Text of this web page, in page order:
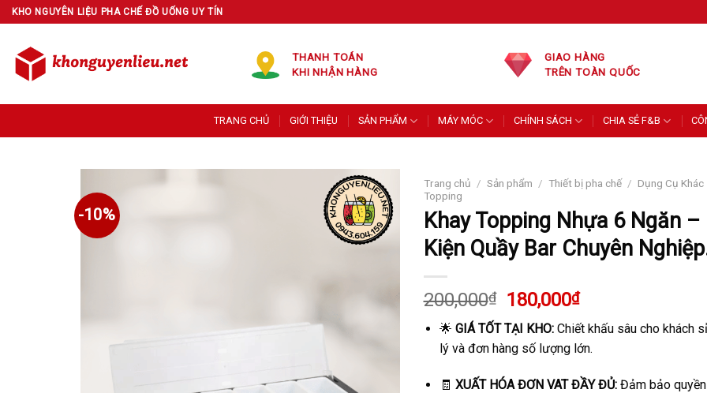
Skip
to
content
KHO NGUYÊN LIỆU PHA CHẾ ĐỒ UỐNG UY TÍN
THANH TOÁN
KHI NHẬN HÀNG
GIAO HÀNG
TRÊN TOÀN QUỐC
TRANG CHỦ GIỚI THIỆU SẢN PHẨM MÁY MÓC CHÍNH SÁCH CHIA SẺ F&B
-10%
Trang chủ / Sản phẩm / Thiết bị pha chế / Dụng Cụ Khác
Topping
Khay Topping Nhựa 6 Ngăn –
Kiện Quầy Bar Chuyên
200,000₫
Giá
gốc
là:
200,000₫.
180,000₫Giá
hiện
tại
là:
180,000₫.
🌟GIÁ TỐT TẠI KHO: Chiết khấu sâu cho khách
lý và đơn hàng số lượng lớn.
🧾XUẤT HÓA ĐƠN VAT ĐẦY ĐỦ: Đảm bảo